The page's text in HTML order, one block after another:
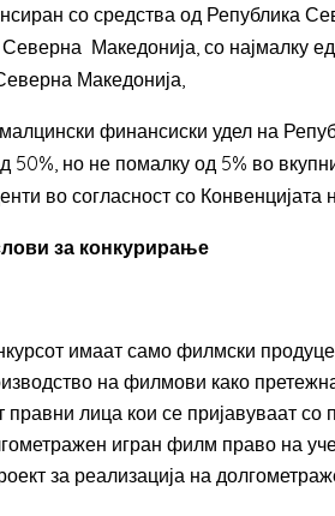
со средства од Република
Македонија, со најмалку
Македонија,
финансиски удел на
50%, но не помалку од 5% во
во согласност со
за конкурирање
имаат само филмски
на филмови како
лица кои се пријавуваат
игран филм право на
за реализација на